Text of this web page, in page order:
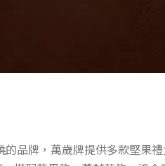
品牌，萬歲牌提供多款堅果